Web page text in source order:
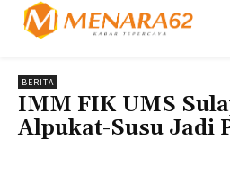
BERITA
IMM FIK UMS
Alpukat-Susu Jadi